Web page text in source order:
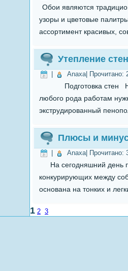
Обои являются
узоры и цветовые
ассортимент красивых,
Утепление
Anaxa| Прочитано:
Подготовка стен На
любого рода работам
экструдированный
Плюсы и
Anaxa| Прочитано:
На сегодняшний день
конкурирующих между
основана на тонких и
1 2 3